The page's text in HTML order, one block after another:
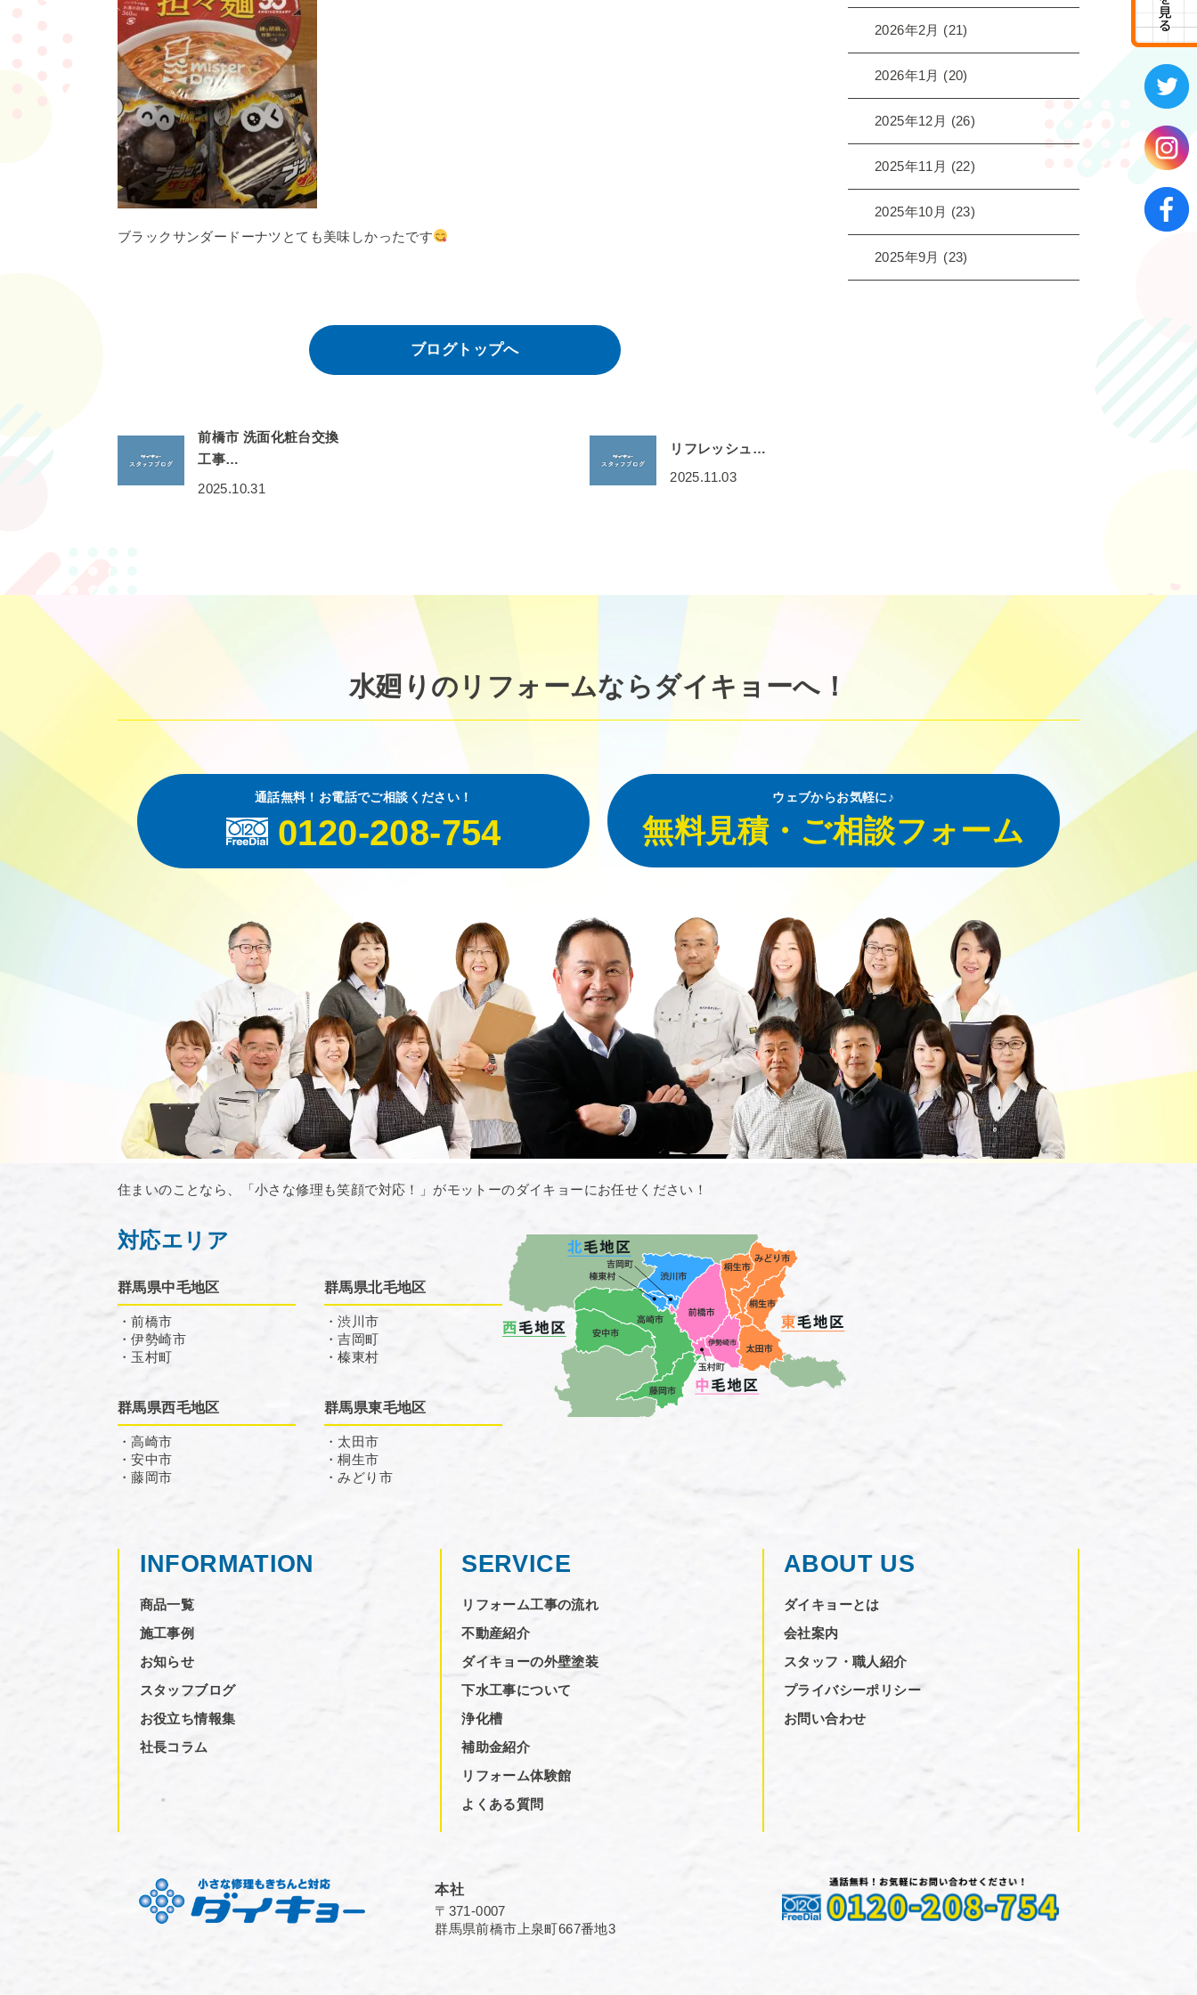
ブラックサンダードーナツとても美味しかったです
ブログトップへ
前橋市 洗面化粧台交換
工事…
2025.10.31
リフレッシュ…
2025.11.03
2026年2月 (21)
2026年1月 (20)
2025年12月 (26)
2025年11月 (22)
2025年10月 (23)
2025年9月 (23)
水廻りのリフォームならダイキョーへ！
通話無料！お電話でご相談ください！
0120-208-754
ウェブからお気軽に♪
無料見積・ご相談フォーム
住まいのことなら、「小さな修理も笑顔で対応！」がモットーのダイキョーにお任せください！
対応エリア
群馬県中毛地区
・前橋市
・伊勢崎市
・玉村町
群馬県北毛地区
・渋川市
・吉岡町
・榛東村
群馬県西毛地区
・高崎市
・安中市
・藤岡市
群馬県東毛地区
・太田市
・桐生市
・みどり市
INFORMATION
商品一覧
施工事例
お知らせ
スタッフブログ
お役立ち情報集
社長コラム
SERVICE
リフォーム工事の流れ
不動産紹介
ダイキョーの外壁塗装
下水工事について
浄化槽
補助金紹介
リフォーム体験館
よくある質問
ABOUT US
ダイキョーとは
会社案内
スタッフ・職人紹介
プライバシーポリシー
お問い合わせ
本社
〒371-0007
群馬県前橋市上泉町667番地3